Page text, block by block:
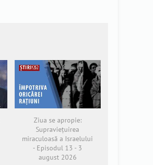
Ziua se apropie:
Supraviețuirea
miraculoasă a Israelului
- Episodul 13 - 3
august 2026